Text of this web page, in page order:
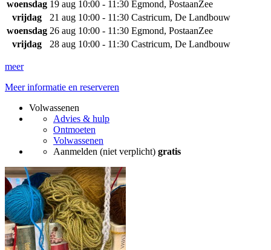
woensdag 19 aug 10:00 - 11:30 Egmond, PostaanZee
vrijdag
21 aug 10:00 - 11:30 Castricum, De Landbouw
woensdag 26 aug 10:00 - 11:30 Egmond, PostaanZee
vrijdag
28 aug 10:00 - 11:30 Castricum, De Landbouw
meer
Meer informatie en reserveren
Volwassenen
Advies & hulp
Ontmoeten
Volwassenen
Aanmelden (niet verplicht) gratis